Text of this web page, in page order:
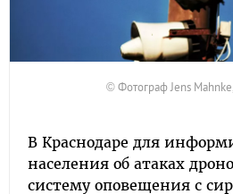
© Фотограф Jens
В Краснодаре для
населения об атаках
систему оповещения с